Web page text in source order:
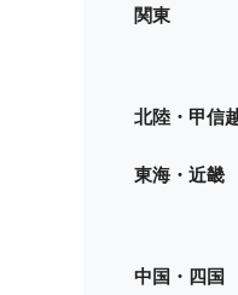
関東
北陸・甲信
東海・近畿
中国・四国